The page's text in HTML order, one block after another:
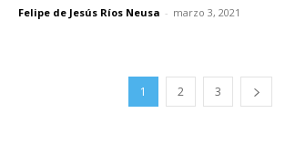
Felipe de Jesús Ríos Neusa - marzo 3, 2021
1 2 3